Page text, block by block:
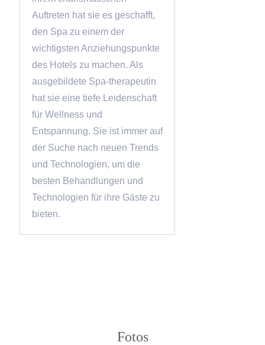
Auftreten hat sie es geschafft,
den Spa zu einem der
wichtigsten Anziehungspunkte
des Hotels zu machen. Als
ausgebildete Spa-therapeutin
hat sie eine tiefe Leidenschaft
für Wellness und
Entspannung. Sie ist immer auf
der Suche nach neuen Trends
und Technologien, um die
besten Behandlungen und
Technologien für ihre Gäste zu
bieten.
Fotos